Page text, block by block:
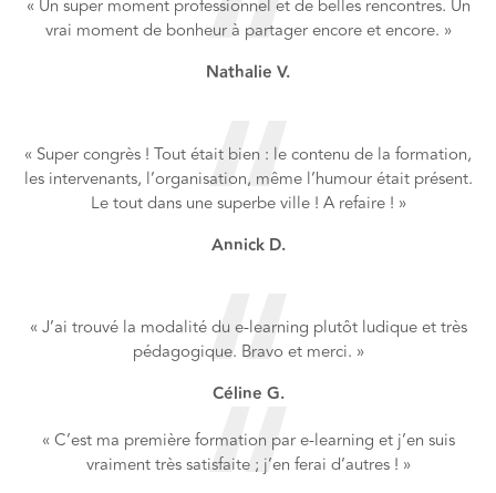
« Un super moment professionnel et de belles rencontres. Un
vrai moment de bonheur à partager encore et encore. »
Nathalie V.
« Super congrès ! Tout était bien : le contenu de la formation,
les intervenants, l’organisation, même l’humour était présent.
Le tout dans une superbe ville ! A refaire ! »
Annick D.
« J’ai trouvé la modalité du e-learning plutôt ludique et très
pédagogique. Bravo et merci. »
Céline G.
« C’est ma première formation par e-learning et j’en suis
vraiment très satisfaite ; j’en ferai d’autres ! »